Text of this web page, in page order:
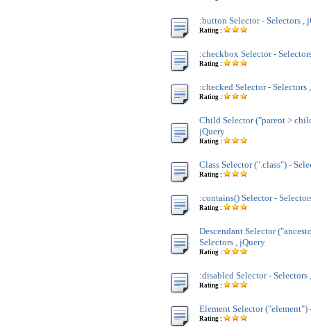
:button Selector - Selectors ,
Rating :
:checkbox Selector -
Rating :
:checked Selector - Selectors
Rating :
Child Selector ("parent >
jQuery
Rating :
Class Selector (".class") -
Rating :
:contains() Selector -
Rating :
Descendant Selector
Selectors , jQuery
Rating :
:disabled Selector - Selectors
Rating :
Element Selector ("element")
Rating :